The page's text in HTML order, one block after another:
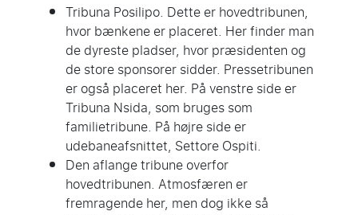
Tribuna Posilipo. Dette er hovedtribunen,
hvor bænkene er placeret. Her finder man
de dyreste pladser, hvor præsidenten og
de store sponsorer sidder. Pressetribunen
er også placeret her. På venstre side er
Tribuna Nsida, som bruges som
familietribune. På højre side er
udebaneafsnittet, Settore Ospiti.
Den aflange tribune overfor
hovedtribunen. Atmosfæren er
fremragende her, men dog ikke så